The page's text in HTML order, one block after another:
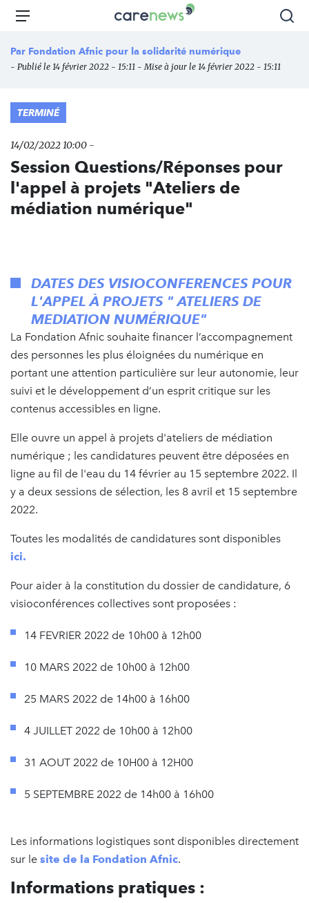
Aller
principal
Carenews,
média
des
Menu
Par Fondation Afnic pour la solidarité numérique
- Publié le 14 février 2022 - 15:11 - Mise à jour le 14 février 2022 - 15:11
TERMINÉ
14/02/2022 10:00 -
Session Questions/Réponses pour
l'appel à projets "Ateliers de
médiation numérique"
DATES DES VISIOCONFERENCES POUR
L'APPEL À PROJETS " ATELIERS DE
MEDIATION NUMÉRIQUE"
La Fondation Afnic souhaite financer l’accompagnement
des personnes les plus éloignées du numérique en
portant une attention particulière sur leur autonomie, leur
suivi et le développement d’un esprit critique sur les
contenus accessibles en ligne.
Elle ouvre un appel à projets d'ateliers de médiation
numérique ; les candidatures peuvent être déposées en
ligne au fil de l'eau du 14 février au 15 septembre 2022. Il
y a deux sessions de sélection, les 8 avril et 15 septembre
2022.
Toutes les modalités de candidatures sont disponibles
ici.
Pour aider à la constitution du dossier de candidature, 6
visioconférences collectives sont proposées :
14 FEVRIER 2022 de 10h00 à 12h00
10 MARS 2022 de 10h00 à 12h00
25 MARS 2022 de 14h00 à 16h00
4 JUILLET 2022 de 10h00 à 12h00
31 AOUT 2022 de 10H00 à 12H00
5 SEPTEMBRE 2022 de 14h00 à 16h00
Les informations logistiques sont disponibles directement
sur le site de la Fondation Afnic.
Informations pratiques :